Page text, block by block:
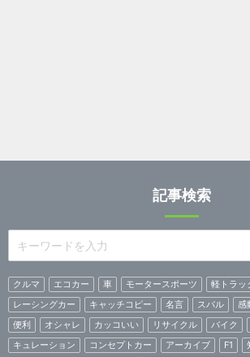
記事検索
クルマ エコカー 車 モータースポーツ 軽トラッ
レーシングカー
キャッチコピー 名言 スバル 感
便利
オシャレ カッコいい リサイクル バイク
キュレーション
コンセプトカー アーカイブ F1